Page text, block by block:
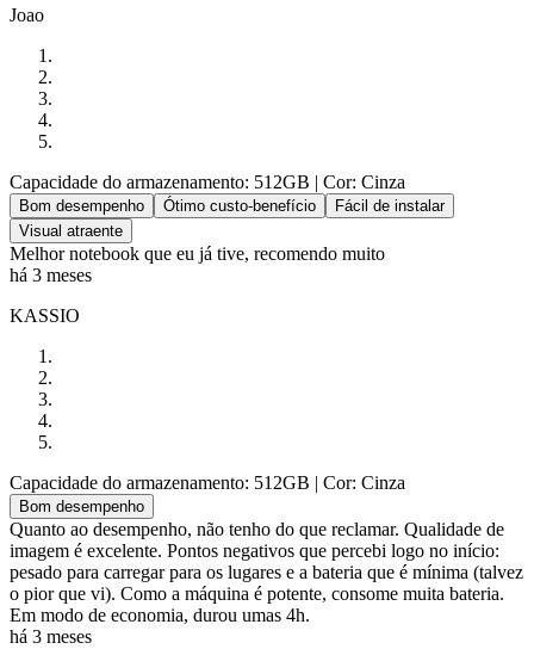
Joao
Capacidade do armazenamento: 512GB | Cor: Cinza
Bom desempenho Ótimo custo-benefício
Fácil de instalar
Visual atraente
Melhor notebook que eu já tive, recomendo muito
há 3 meses
KASSIO
Capacidade do armazenamento: 512GB | Cor: Cinza
Bom desempenho
Quanto ao desempenho, não tenho do que reclamar. Qualidade de
imagem é excelente. Pontos negativos que percebi logo no início:
pesado para carregar para os lugares e a bateria que é mínima (talvez
o pior que vi). Como a máquina é potente, consome muita bateria.
Em modo de economia, durou umas 4h.
há 3 meses